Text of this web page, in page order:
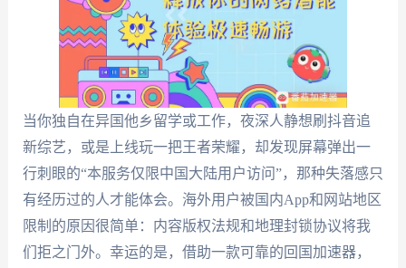
当你独自在异国他乡留学或工作，夜深人静想刷抖音追
新综艺，或是上线玩一把王者荣耀，却发现屏幕弹出一
行刺眼的“本服务仅限中国大陆用户访问”，那种失落感只
有经历过的人才能体会。海外用户被国内App和网站地区
限制的原因很简单：内容版权法规和地理封锁协议将我
们拒之门外。幸运的是，借助一款可靠的回国加速器，